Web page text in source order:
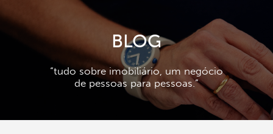
BLOG
“tudo sobre imobiliário, um negócio
de pessoas para pessoas.”